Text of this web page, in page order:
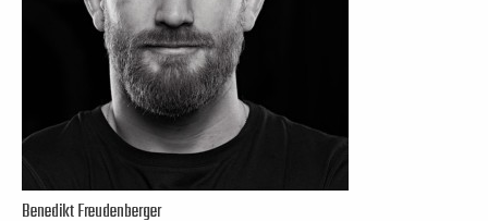
Benedikt Freudenberger